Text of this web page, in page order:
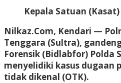
Kepala Satuan
Nilkaz.Com, Kendari —
Tenggara (Sultra),
Forensik (Bidlabfor) Polda
menyelidiki kasus dugaan
tidak dikenal (OTK).